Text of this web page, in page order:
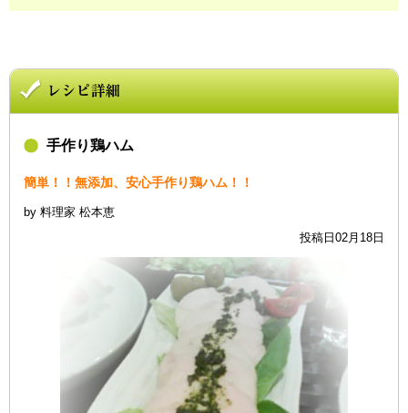
手作り鶏ハム
簡単！！無添加、安心手作り鶏ハム！！
by 料理家 松本恵
投稿日02月18日